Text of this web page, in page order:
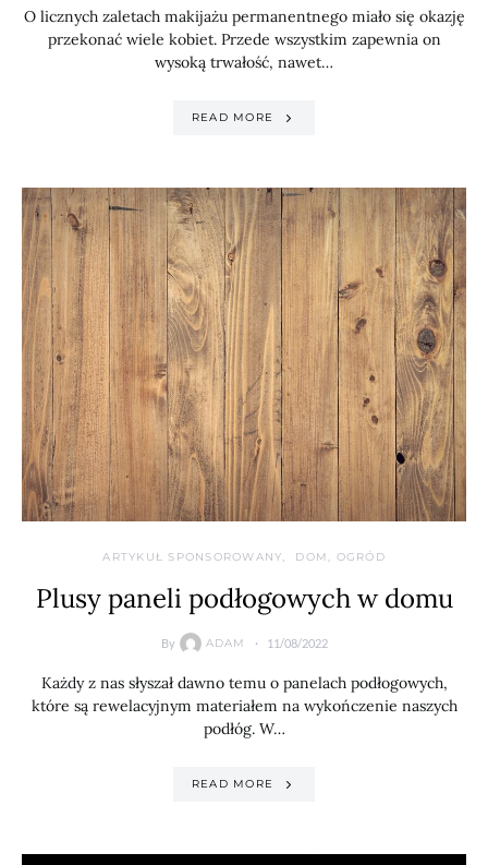
O licznych zaletach makijażu permanentnego miało się okazję
przekonać wiele kobiet. Przede wszystkim zapewnia on
wysoką trwałość, nawet…
READ MORE
ARTYKUŁ SPONSOROWANY DOM, OGRÓD
Plusy paneli podłogowych w domu
By ADAM 11/08/2022
Każdy z nas słyszał dawno temu o panelach podłogowych,
które są rewelacyjnym materiałem na wykończenie naszych
podłóg. W…
READ MORE